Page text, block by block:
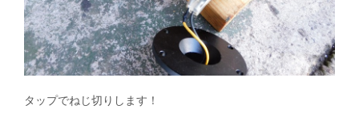
タップでねじ切りします！